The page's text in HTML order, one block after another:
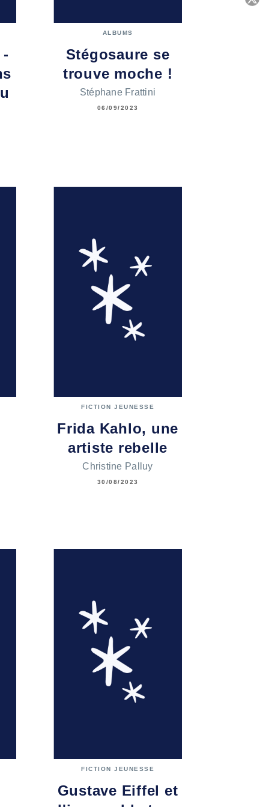
ALBUMS
Stégosaure se
trouve moche !
Stéphane Frattini
06/09/2023
FICTION JEUNESSE
Frida Kahlo, une
artiste rebelle
Christine Palluy
30/08/2023
FICTION JEUNESSE
Gustave Eiffel et